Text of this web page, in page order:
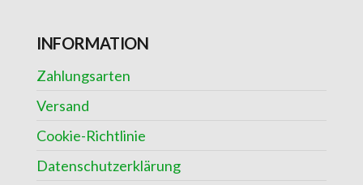
INFORMATION
Zahlungsarten
Versand
Cookie-Richtlinie
Datenschutzerklärung